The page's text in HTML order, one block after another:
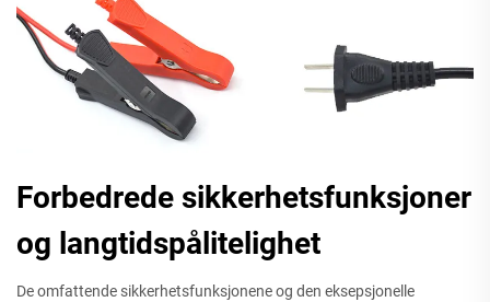
Forbedrede sikkerhetsfunksjoner
og langtidspålitelighet
De omfattende sikkerhetsfunksjonene og den eksepsjonelle